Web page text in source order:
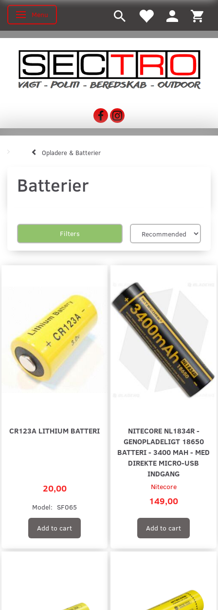
Toggle navigation
Menu
Opladere & Batterier
Batterier
Filters
CR123A LITHIUM BATTERI
20,00
Model: SF065
Add to cart
NITECORE NL1834R -
GENOPLADELIGT 18650
BATTERI - 3400 MAH - MED
DIREKTE MICRO-USB
INDGANG
Nitecore
149,00
Add to cart